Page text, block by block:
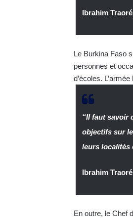
Ibrahim Traoré
Le Burkina Faso
personnes et
d’écoles.
“Il faut savoir
objectifs sur
leurs localités
Ibrahim Traoré
En outre, le Chef